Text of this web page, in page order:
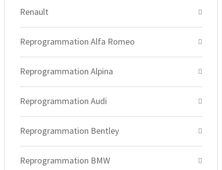
Renault
Reprogrammation Alfa Romeo
Reprogrammation Alpina
Reprogrammation Audi
Reprogrammation Bentley
Reprogrammation BMW